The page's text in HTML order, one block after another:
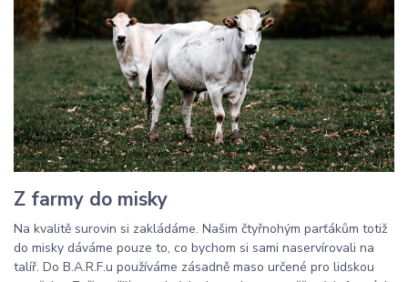
Z farmy do misky
Na kvalitě surovin si zakládáme. Našim čtyřnohým parťákům totiž
do misky dáváme pouze to, co bychom si sami naservírovali na
talíř. Do B.A.R.F.u používáme zásadně maso určené pro lidskou